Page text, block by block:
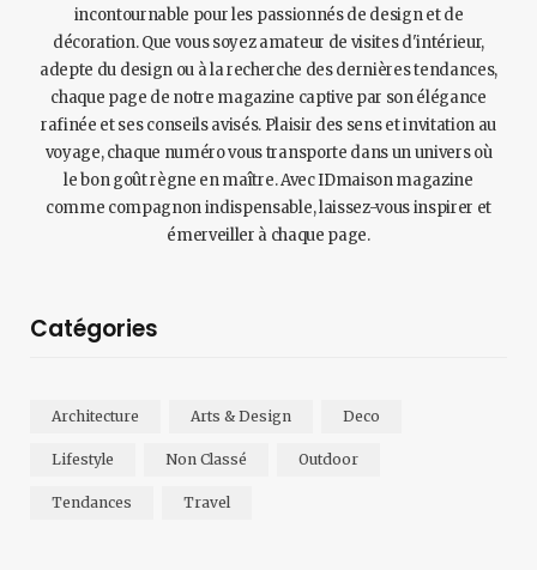
incontournable pour les passionnés de design et de
décoration. Que vous soyez amateur de visites d'intérieur,
adepte du design ou à la recherche des dernières tendances,
chaque page de notre magazine captive par son élégance
rafinée et ses conseils avisés. Plaisir des sens et invitation au
voyage, chaque numéro vous transporte dans un univers où
le bon goût règne en maître. Avec IDmaison magazine
comme compagnon indispensable, laissez-vous inspirer et
émerveiller à chaque page.
Catégories
Architecture Arts & Design Deco
Lifestyle Non Classé Outdoor
Tendances Travel